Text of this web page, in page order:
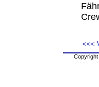
<<<